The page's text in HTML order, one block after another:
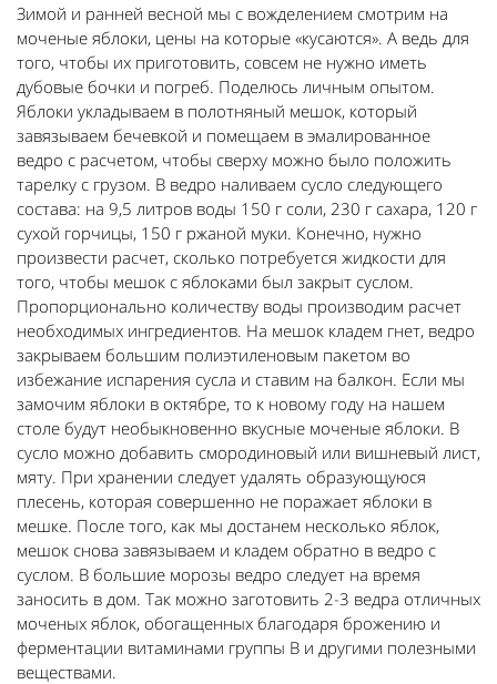
Зимой и ранней весной мы с вожделением смотрим на
моченые яблоки, цены на которые «кусаются». А ведь для
того, чтобы их приготовить, совсем не нужно иметь
дубовые бочки и погреб. Поделюсь личным опытом.
Яблоки укладываем в полотняный мешок, который
завязываем бечевкой и помещаем в эмалированное
ведро с расчетом, чтобы сверху можно было положить
тарелку с грузом. В ведро наливаем сусло следующего
состава: на 9,5 литров воды 150 г соли, 230 г сахара, 120 г
сухой горчицы, 150 г ржаной муки. Конечно, нужно
произвести расчет, сколько потребуется жидкости для
того, чтобы мешок с яблоками был закрыт суслом.
Пропорционально количеству воды производим расчет
необходимых ингредиентов. На мешок кладем гнет, ведро
закрываем большим полиэтиленовым пакетом во
избежание испарения сусла и ставим на балкон. Если мы
замочим яблоки в октябре, то к новому году на нашем
столе будут необыкновенно вкусные моченые яблоки. В
сусло можно добавить смородиновый или вишневый лист,
мяту. При хранении следует удалять образующуюся
плесень, которая совершенно не поражает яблоки в
мешке. После того, как мы достанем несколько яблок,
мешок снова завязываем и кладем обратно в ведро с
суслом. В большие морозы ведро следует на время
заносить в дом. Так можно заготовить 2-3 ведра отличных
моченых яблок, обогащенных благодаря брожению и
ферментации витаминами группы В и другими полезными
веществами.